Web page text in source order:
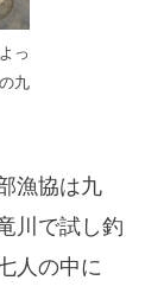
っ
九
漁協は九
川で試し釣
人の中に